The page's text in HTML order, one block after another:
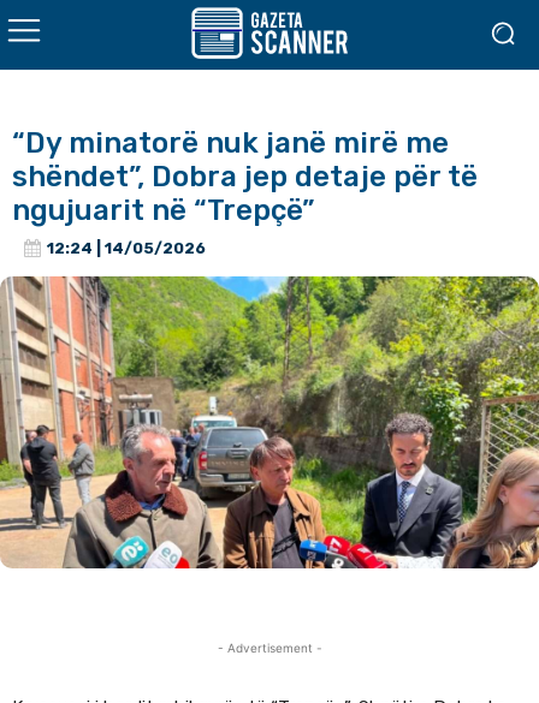
“Dy minatorë nuk janë mirë me
shëndet”, Dobra jep detaje për të
ngujuarit në “Trepçë”
12:24 | 14/05/2026
- Advertisement -